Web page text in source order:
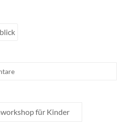
für Kinder